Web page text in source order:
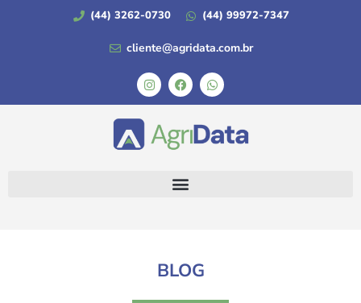
(44) 3262-0730 (44) 99972-7347
cliente@agridata.com.br
BLOG